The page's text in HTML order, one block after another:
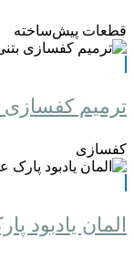
قطعات پیش‌ساخته
ترمیم کفسازی
کفسازی
المان یادبود